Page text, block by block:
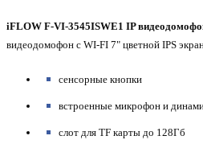
iFLOW F-VI-3545ISWE1 IP
видеодомофон с WI-FI 7" цветной IPS
сенсорные кнопки
встроенные микрофон и
слот для TF карты до 128Гб